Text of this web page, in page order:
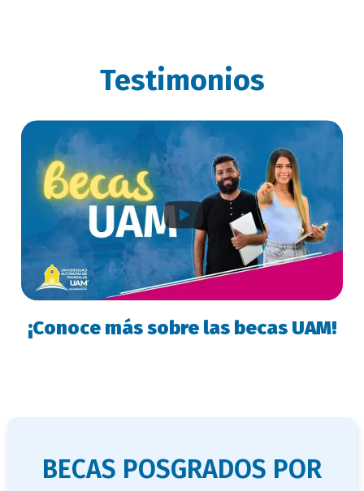
Testimonios
¡Conoce más sobre las becas UAM!
titulo
BECAS POSGRADOS POR